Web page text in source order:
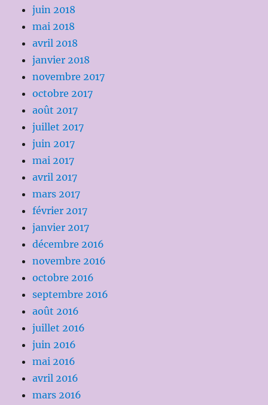
juin 2018
mai 2018
avril 2018
janvier 2018
novembre 2017
octobre 2017
août 2017
juillet 2017
juin 2017
mai 2017
avril 2017
mars 2017
février 2017
janvier 2017
décembre 2016
novembre 2016
octobre 2016
septembre 2016
août 2016
juillet 2016
juin 2016
mai 2016
avril 2016
mars 2016